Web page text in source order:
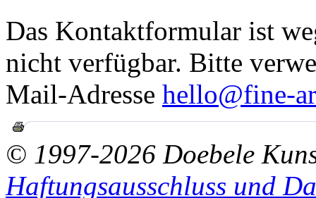
Das Kontaktformular ist
nicht verfügbar. Bitte
Mail-Adresse hello@fine-
© 1997-2026 Doebele
Haftungsausschluss und